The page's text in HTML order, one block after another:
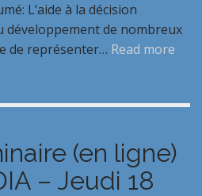
L’aide à la décision
développement de nombreux
de représenter… Read more
(en ligne)
– Jeudi 18